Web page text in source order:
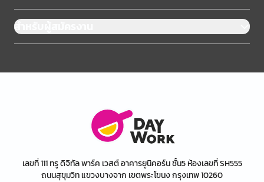
สำหรับผู้สมัครงาน
เลขที่ 111 ทรู ดิจิทัล พาร์ค เวสต์ อาคารยูนิคอร์น ชั้น5 ห้องเลขที่ SH555
ถนนสุขุมวิท แขวงบางจาก เขตพระโขนง กรุงเทพ 10260